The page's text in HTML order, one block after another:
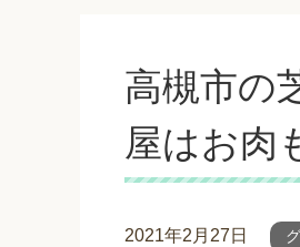
高槻市の
屋はお肉
2021年2月27日